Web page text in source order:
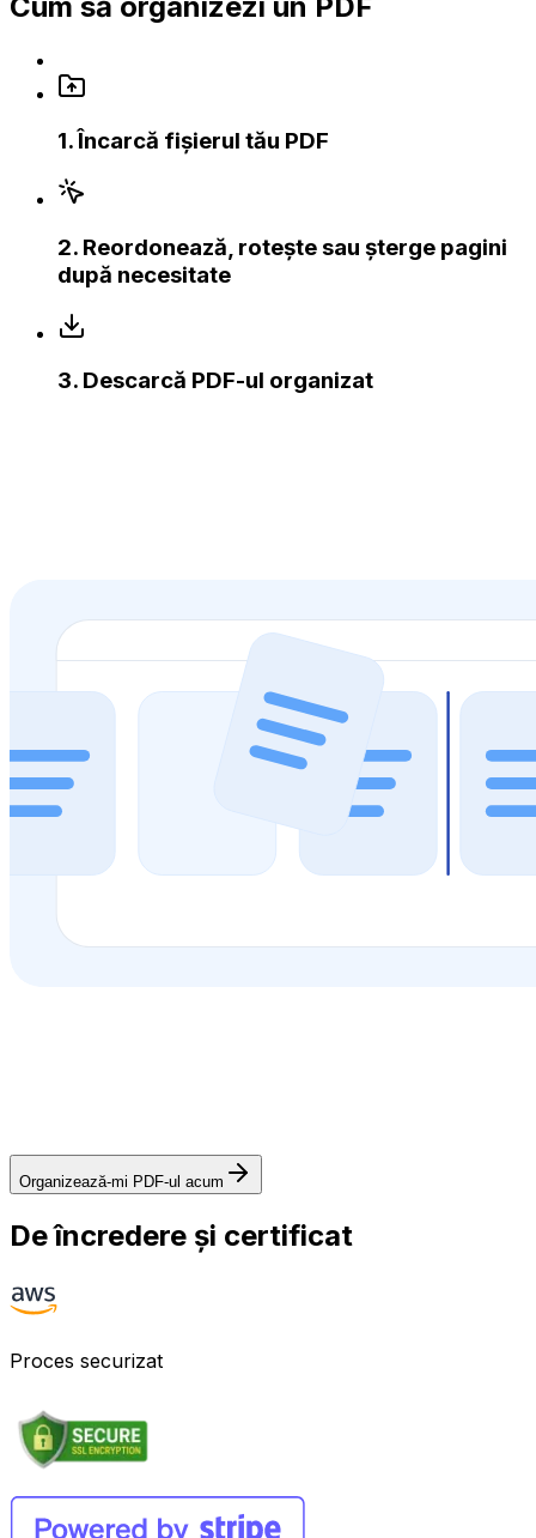
1.Încarcă fișierul tău PDF
2. Reordonează, rotește sau șterge pagini
după necesitate
3. Descarcă PDF-ul organizat
Organizează-mi PDF-ul acum
De încredere și certificat
Proces securizat